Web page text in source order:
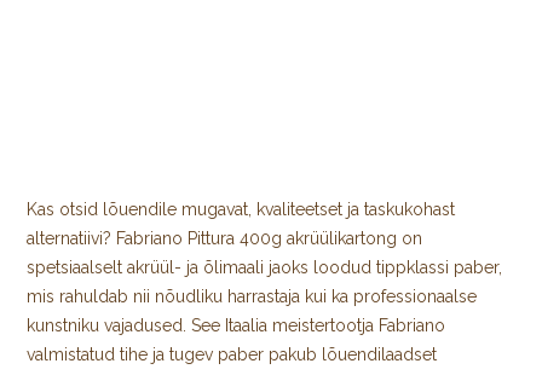
Kas otsid lõuendile mugavat, kvaliteetset ja taskukohast
alternatiivi? Fabriano Pittura 400g akrüülikartong on
spetsiaalselt akrüül- ja õlimaali jaoks loodud tippklassi paber,
mis rahuldab nii nõudliku harrastaja kui ka professionaalse
kunstniku vajadused. See Itaalia meistertootja Fabriano
valmistatud tihe ja tugev paber pakub lõuendilaadset